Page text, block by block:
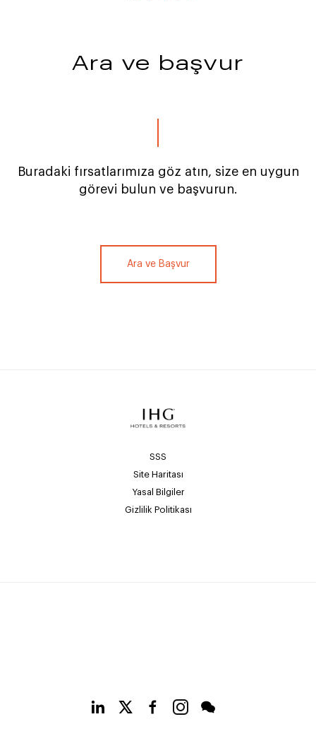
Ara ve Başvur
Ara ve başvur
Buradaki fırsatlarımıza göz atın, size en uygun
görevi bulun ve başvurun.
SSS
Site Haritası
Yasal Bilgiler
Gizlilik Politikası